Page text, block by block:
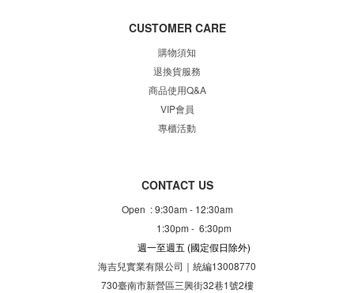
CUSTOMER CARE
購物須知
退換貨服務
商品使用Q&A
VIP會員
專櫃活動
CONTACT US
Open : 9:30am - 12:30am
1:30pm - 6:30pm
週一至週五 (國定假日除外)
海吉兒實業有限公司｜統編13008770
730臺南市新營區三興街32巷1號2樓